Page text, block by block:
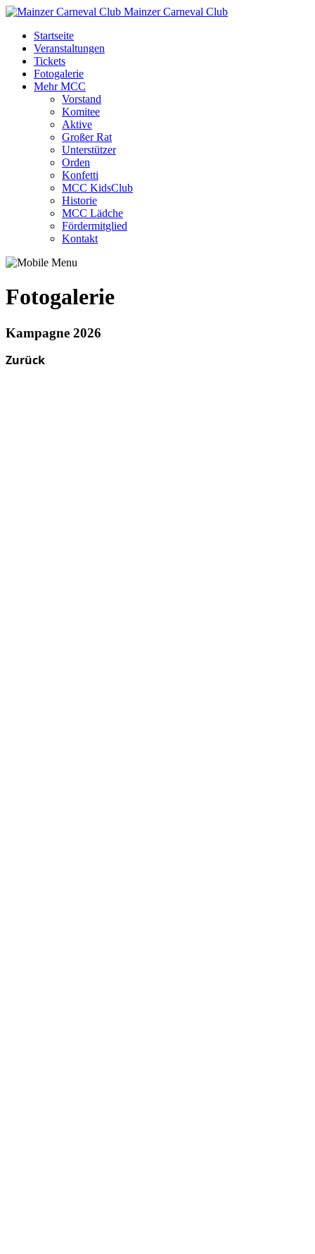
Mainzer Carneval Club
Startseite
Veranstaltungen
Tickets
Fotogalerie
Mehr MCC
Vorstand
Komitee
Aktive
Großer Rat
Unterstützer
Orden
Konfetti
MCC KidsClub
Historie
MCC Lädche
Fördermitglied
Kontakt
Fotogalerie
Kampagne 2026
Zurück